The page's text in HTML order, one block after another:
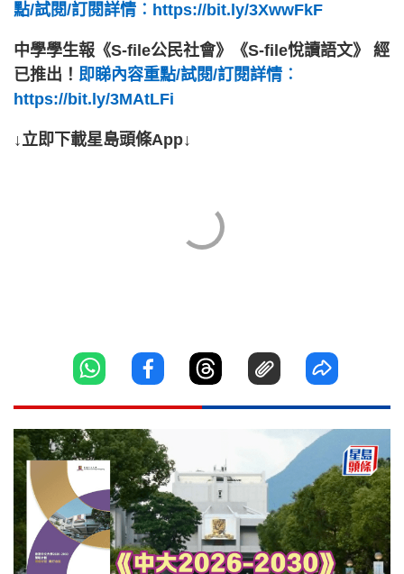
點/試閱/訂閱詳情︰https://bit.ly/3XwwFkF
中學學生報《S-file公民社會》《S-file悅讀語文》 經
已推出！ 即睇內容重點/試閱/訂閱詳情︰
https://bit.ly/3MAtLFi
↓立即下載星島頭條App↓